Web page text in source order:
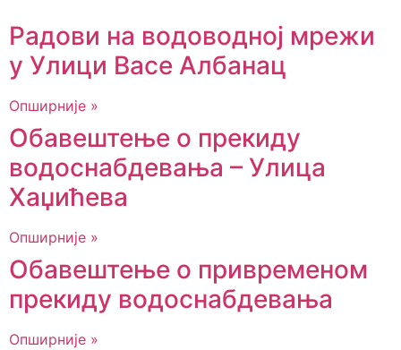
Радови на водоводној мрежи
у Улици Васе Албанац
Опширније »
Обавештење о прекиду
водоснабдевања – Улица
Хаџићева
Опширније »
Обавештење о привременом
прекиду водоснабдевања
Опширније »